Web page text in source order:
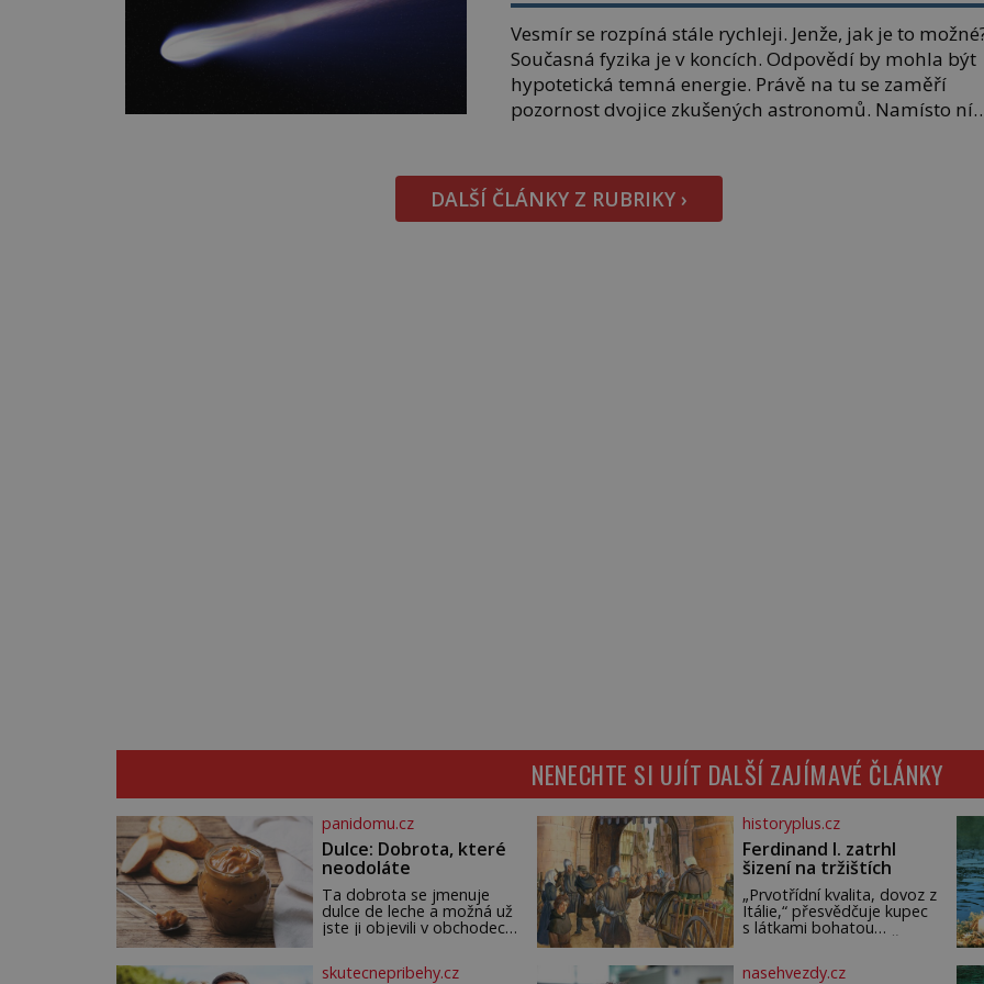
Vesmír se rozpíná stále rychleji. Jenže, jak je to
Současná fyzika je v koncích. Odpovědí by mohla být
hypotetická temná energie. Právě na tu se zaměří
pozornost dvojice zkušených astronomů. Namísto ní
Gary Bernstein mravenčí prací zkoumají archivní
snímky v rámci Průzkumu temné energie […]
DALŠÍ ČLÁNKY Z RUBRIKY ›
NENECHTE SI UJÍT DALŠÍ ZAJÍMAVÉ ČLÁNKY
panidomu.cz
Dulce: Dobrota, které
neodoláte
Ta dobrota se jmenuje
dulce de leche a možná už
jste ji objevili v obchodech.
ještě lepší. Název je
historyplus.cz
Ferdinand I. zatrhl
šizení na tržištích
„Prvotřídní kvalita, dovoz z
Itálie,“ přesvědčuje kupec
s látkami bohatou
mušelínu. „Vezmu si pět
skutecnepribehy.cz nasehvezdy.cz